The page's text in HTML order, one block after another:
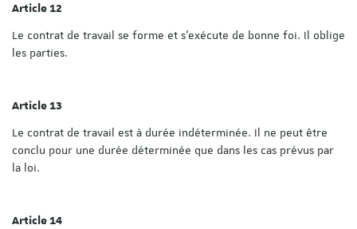
Article 12
Le contrat de travail se forme et s'exécute de bonne foi. Il oblige
les parties.
Article 13
Le contrat de travail est à durée indéterminée. Il ne peut être
conclu pour une durée déterminée que dans les cas prévus par
la loi.
Article 14